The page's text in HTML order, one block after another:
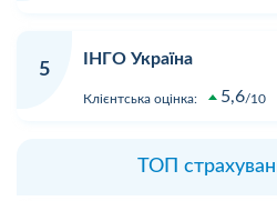
5
ІНГО Україна
Клієнтська оцінка: 5,6 10
ТОП